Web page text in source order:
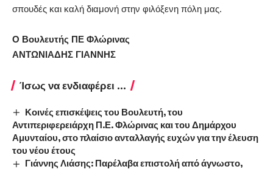
σπουδές και καλή διαμονή στην φιλόξενη πόλη μας.
Ο Βουλευτής ΠΕ Φλώρινας
ΑΝΤΩΝΙΑΔΗΣ ΓΙΑΝΝΗΣ
Ίσως να ενδιαφέρει ...
Κοινές επισκέψεις του Βουλευτή, του
Αντιπεριφερειάρχη Π.Ε. Φλώρινας και του Δημάρχου
Αμυνταίου, στο πλαίσιο ανταλλαγής ευχών για την έλευση
του νέου έτους
Γιάννης Λιάσης: Παρέλαβα επιστολή από άγνωστο,